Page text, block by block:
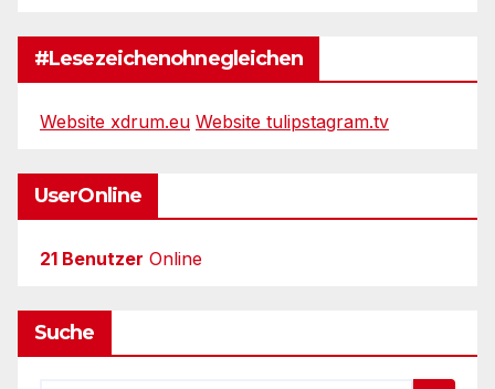
#Lesezeichenohnegleichen
Website xdrum.eu Website tulipstagram.tv
UserOnline
21 Benutzer Online
Suche